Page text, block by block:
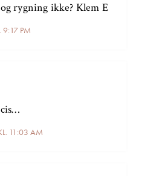
PM
rygning ikke? Klem E
11:03 AM